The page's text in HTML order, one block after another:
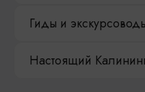
Гиды и
Настоящий